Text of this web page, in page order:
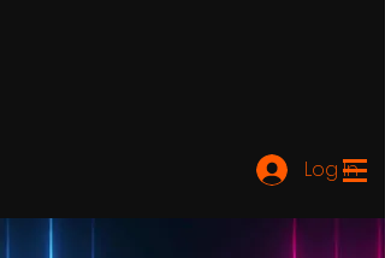
Log In